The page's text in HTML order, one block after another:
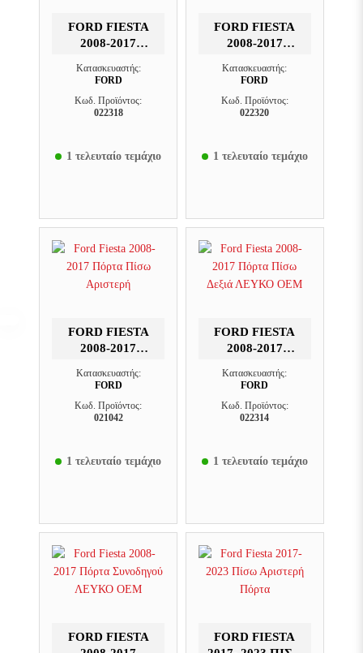
FORD FIESTA
2008-2017
ΛΕΥΚΟ OEM
Κατασκευαστής:
FORD
Κωδ. Προϊόντος:
022318
1 τελευταίο τεμάχιο
FORD FIESTA
2008-2017
ΜΑΥΡΟ OEM
Κατασκευαστής:
FORD
Κωδ. Προϊόντος:
022320
1 τελευταίο τεμάχιο
FORD FIESTA
2008-2017
ΑΡΙΣΤΕΡΉ
Κατασκευαστής:
FORD
Κωδ. Προϊόντος:
021042
1 τελευταίο τεμάχιο
FORD FIESTA
2008-2017
ΔΕΞΙΆ ΛΕΥΚΟ
Κατασκευαστής:
FORD
Κωδ. Προϊόντος:
022314
1 τελευταίο τεμάχιο
FORD FIESTA
FORD FIESTA